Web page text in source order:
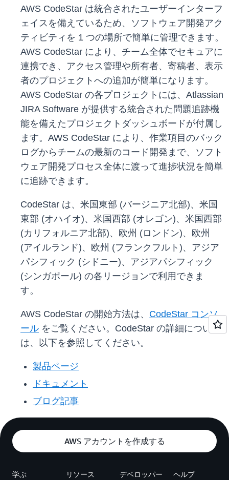
AWS CodeStar は統合されたユーザーインターフ
ェイスを備えているため、ソフトウェア開発アク
ティビティを 1 つの場所で簡単に管理できます。
AWS CodeStar により、チーム全体でセキュアに
連携でき、アクセス管理や所有者、寄稿者、表示
者のプロジェクトへの追加が簡単になります。
AWS CodeStar の各プロジェクトには、Atlassian
JIRA Software が提供する統合された問題追跡機
能を備えたプロジェクトダッシュボードが付属し
ます。AWS CodeStar により、作業項目のバック
ログからチームの最新のコード開発まで、ソフト
ウェア開発プロセス全体に渡って進捗状況を簡単
に追跡できます。
CodeStar は、米国東部 (バージニア北部)、米国
東部 (オハイオ)、米国西部 (オレゴン)、米国西部
(カリフォルニア北部)、欧州 (ロンドン)、欧州
(アイルランド)、欧州 (フランクフルト)、アジア
パシフィック (シドニー)、アジアパシフィック
(シンガポール) の各リージョンで利用できま
す。
AWS CodeStar の開始方法は、 CodeStar コンソ
ール をご覧ください。CodeStar の詳細について
は、以下を参照してください。
製品ページ
ドキュメント
ブログ記事
AWS アカウントを作成する
学ぶ リソース デベロッパー ヘルプ